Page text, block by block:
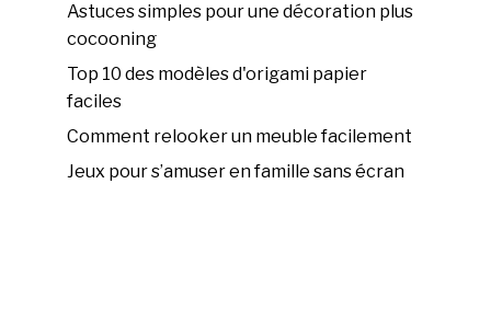
Astuces simples pour une décoration plus
cocooning
Top 10 des modèles d'origami papier
faciles
Comment relooker un meuble facilement
Jeux pour s’amuser en famille sans écran